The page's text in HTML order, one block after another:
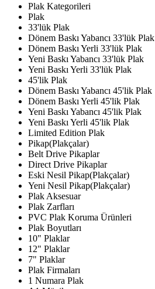
Plak Kategorileri
Plak
33'lük Plak
Dönem Baskı Yabancı 33'lük Plak
Dönem Baskı Yerli 33'lük Plak
Yeni Baskı Yabancı 33'lük Plak
Yeni Baskı Yerli 33'lük Plak
45'lik Plak
Dönem Baskı Yabancı 45'lik Plak
Dönem Baskı Yerli 45'lik Plak
Yeni Baskı Yabancı 45'lik Plak
Yeni Baskı Yerli 45'lik Plak
Limited Edition Plak
Pikap(Plakçalar)
Belt Drive Pikaplar
Direct Drive Pikaplar
Eski Nesil Pikap(Plakçalar)
Yeni Nesil Pikap(Plakçalar)
Plak Aksesuar
Plak Zarfları
PVC Plak Koruma Ürünleri
Plak Boyutları
10" Plaklar
12" Plaklar
7" Plaklar
Plak Firmaları
1 Numara Plak